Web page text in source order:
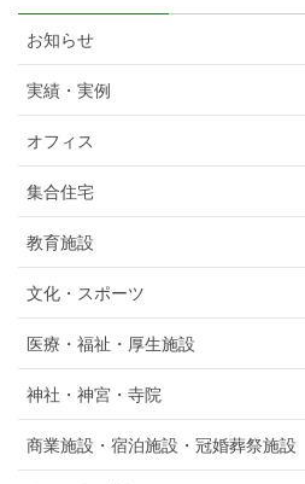
お知らせ
実績・実例
オフィス
集合住宅
教育施設
文化・スポーツ
医療・福祉・厚生施設
神社・神宮・寺院
商業施設・宿泊施設・冠婚葬祭施設